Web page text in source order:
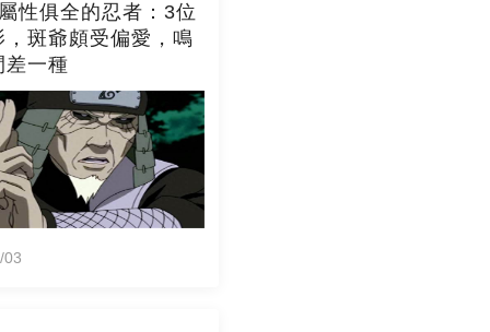
性俱全的忍者：3位
，斑爺頗受偏愛，鳴
差一種
03